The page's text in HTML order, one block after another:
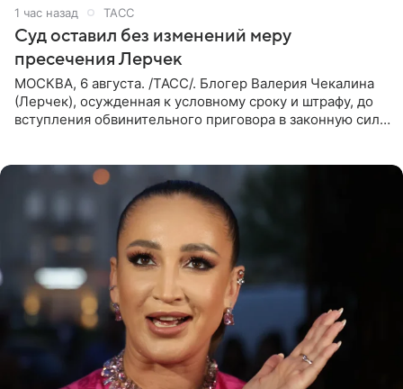
1 час назад ТАСС
Суд оставил без изменений меру
пресечения Лерчек
МОСКВА, 6 августа. /ТАСС/. Блогер Валерия Чекалина
(Лерчек), осужденная к условному сроку и штрафу, до
вступления обвинительного приговора в законную силу